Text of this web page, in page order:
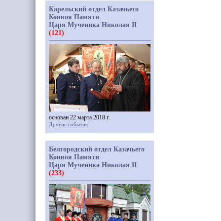
Карельский отдел Казачьего
Конвоя Памяти
Царя Мученика Николая II
(121)
основан 22 марта 2018 г.
Другие события
Белгородский отдел Казачьего
Конвоя Памяти
Царя Мученика Николая II
(233)